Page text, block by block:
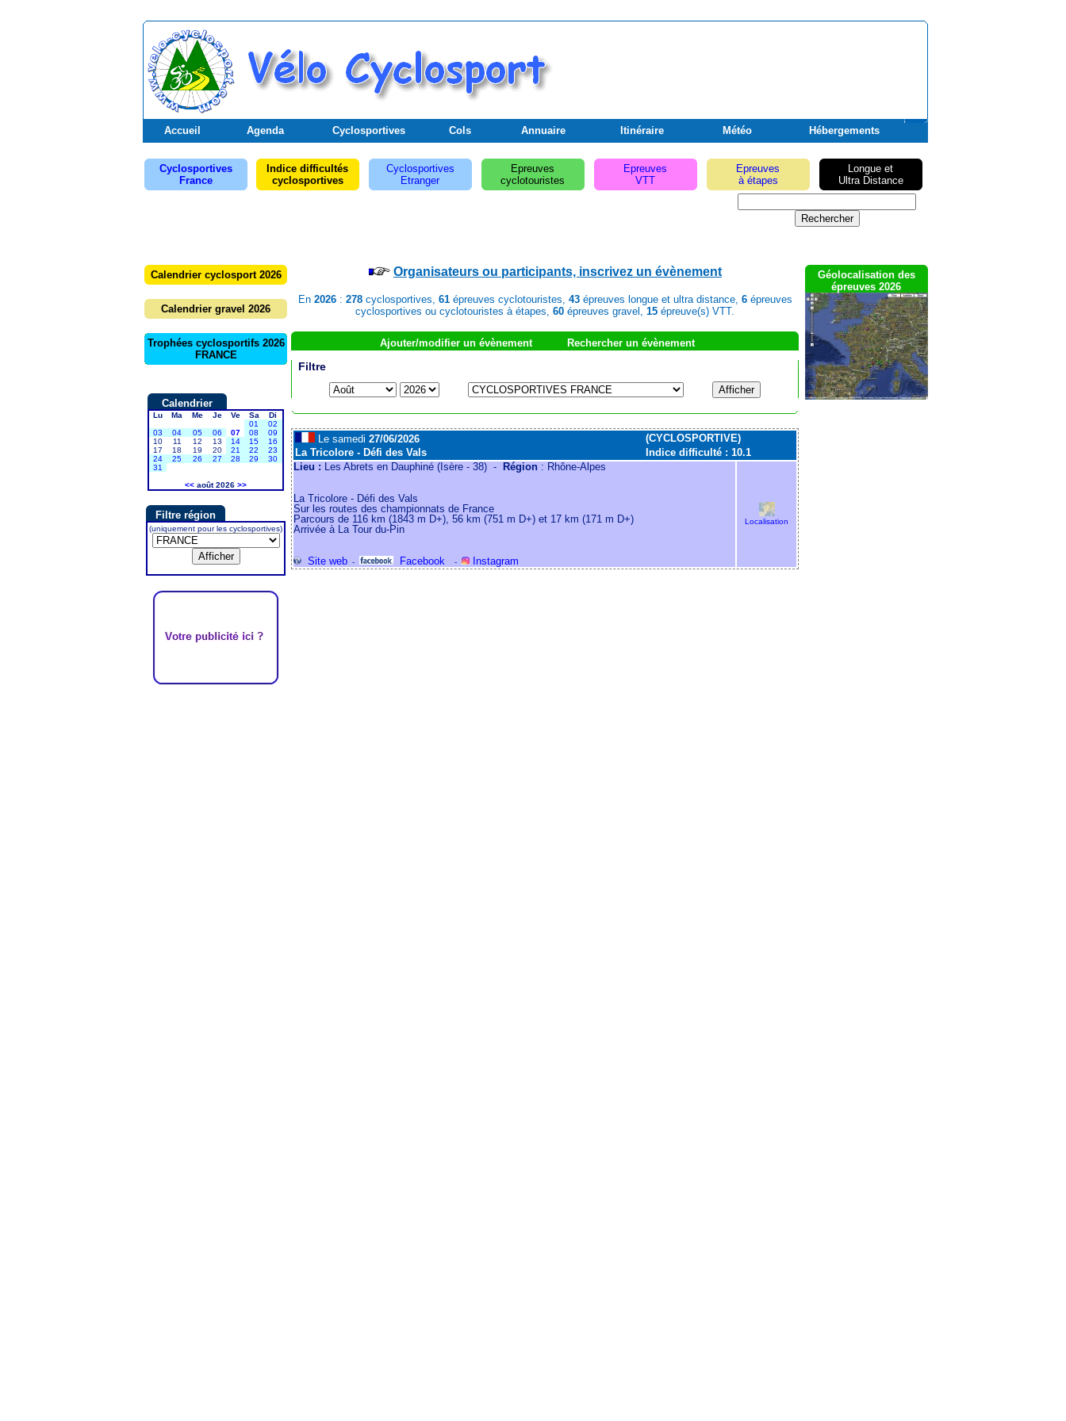
Accueil Agenda Cyclosportives Cols Annuaire Itinéraire Météo Hébergements
Cyclosportives
France
Indice difficultés
cyclosportives
Cyclosportives
Etranger
Epreuves
cyclotouristes
Epreuves
VTT
Epreuves
à étapes
Longue et
Ultra Distance
Calendrier cyclosport 2026
Calendrier gravel 2026
Trophées cyclosportifs 2026
FRANCE
Calendrier
Lu Ma Me Je Ve Sa
Di
01
02
03
04 05 06 07 08
09
10
11 12 13 14 15
16
17
18 19 20 21 22
23
24
25 26 27 28 29
30
31
<< août 2026 >>
Filtre région
(uniquement pour les cyclosportives)
Organisateurs ou participants, inscrivez un évènement
En 2026: 278cyclosportives, 61épreuves cyclotouristes, 43épreuves longue et ultra distance, 6épreuves
cyclosportives ou cyclotouristes à étapes, 60 épreuves gravel, 15 épreuve(s) VTT.
Ajouter/modifier un évènement Rechercher un évènement
Filtre
Le samedi 27/06/2026
(CYCLOSPORTIVE)
La Tricolore - Défi des Vals
Indice difficulté : 10.1
Lieu : Les Abrets en Dauphiné (Isère - 38) - Région : Rhône-Alpes
La Tricolore - Défi des Vals
Sur les routes des championnats de France
Parcours de 116 km (1843 m D+), 56 km (751 m D+) et 17 km (171 m D+)
Arrivée à La Tour du-Pin
Site web - Facebook - Instagram
Localisation
Géolocalisation des
épreuves 2026